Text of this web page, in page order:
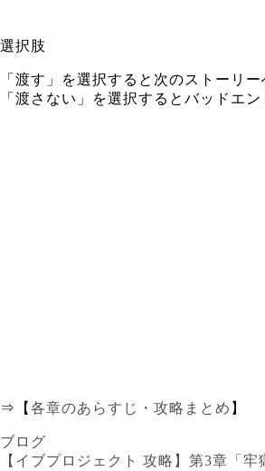
選択肢
「渡す」を選択すると次のストーリー
「渡さない」を選択するとバッドエン
⇒【 各章のあらすじ・攻略まとめ 】
ブログ
【イブプロジェクト 攻略】第3章「